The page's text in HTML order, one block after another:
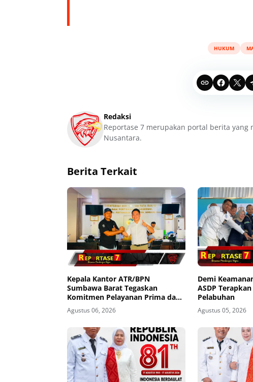
HUKUM
Redaksi
Reportase 7 merupakan portal berita
Nusantara.
Berita Terkait
Kepala Kantor ATR/BPN
Sumbawa Barat Tegaskan
Komitmen Pelayanan Prima dan
Buka Pintu Pengaduan
Masyarakat
Agustus 06, 2026
Demi
ASDP
Pelabuhan
Agustus 05, 2026